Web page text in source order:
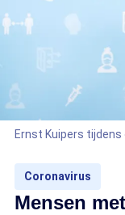
Ernst Kuipers
Coronavirus
Mensen